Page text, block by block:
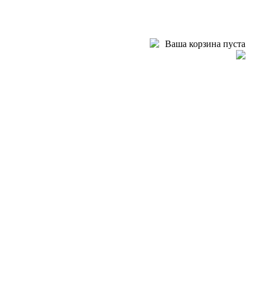
Ваша корзина пуста